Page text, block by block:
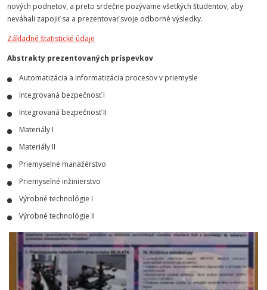
nových podnetov, a preto srdečne pozývame všetkých študentov, aby
neváhali zapojiť sa a prezentovať svoje odborné výsledky.
Základné štatistické údaje
Abstrakty prezentovaných príspevkov
Automatizácia a informatizácia procesov v priemysle
Integrovaná bezpečnosť I
Integrovaná bezpečnosť II
Materiály I
Materiály II
Priemyselné manažérstvo
Priemyselné inžinierstvo
Výrobné technológie I
Výrobné technológie II